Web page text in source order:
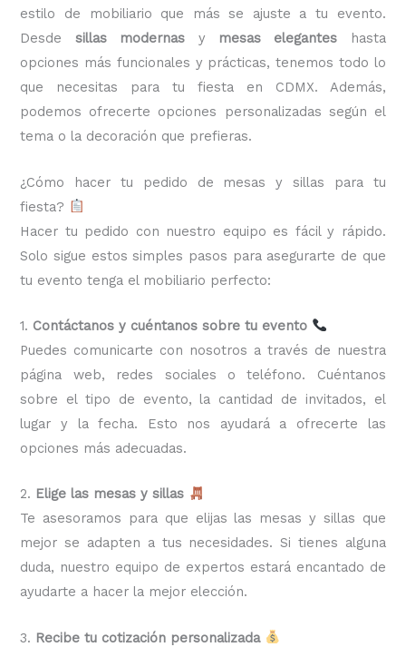
estilo de mobiliario que más se ajuste a tu evento.
Desde sillas modernas y mesas elegantes hasta
opciones más funcionales y prácticas, tenemos todo lo
que necesitas para tu fiesta en CDMX. Además,
podemos ofrecerte opciones personalizadas según el
tema o la decoración que prefieras.
¿Cómo hacer tu pedido de mesas y sillas para tu
fiesta?
Hacer tu pedido con nuestro equipo es fácil y rápido.
Solo sigue estos simples pasos para asegurarte de que
tu evento tenga el mobiliario perfecto:
1. Contáctanos y cuéntanos sobre tu evento
Puedes comunicarte con nosotros a través de nuestra
página web, redes sociales o teléfono. Cuéntanos
sobre el tipo de evento, la cantidad de invitados, el
lugar y la fecha. Esto nos ayudará a ofrecerte las
opciones más adecuadas.
2. Elige las mesas y sillas
Te asesoramos para que elijas las mesas y sillas que
mejor se adapten a tus necesidades. Si tienes alguna
duda, nuestro equipo de expertos estará encantado de
ayudarte a hacer la mejor elección.
3. Recibe tu cotización personalizada